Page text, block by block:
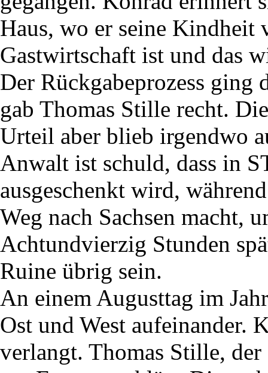
Haus, wo er seine Kindheit
Gastwirtschaft ist und das
Der Rückgabeprozess ging
gab Thomas Stille recht.
Urteil aber blieb irgendwo
Anwalt ist schuld, dass in
ausgeschenkt wird,
Weg nach Sachsen macht,
Achtundvierzig Stunden
Ruine übrig sein.
An einem Augusttag im
Ost und West aufeinander.
verlangt. Thomas Stille,